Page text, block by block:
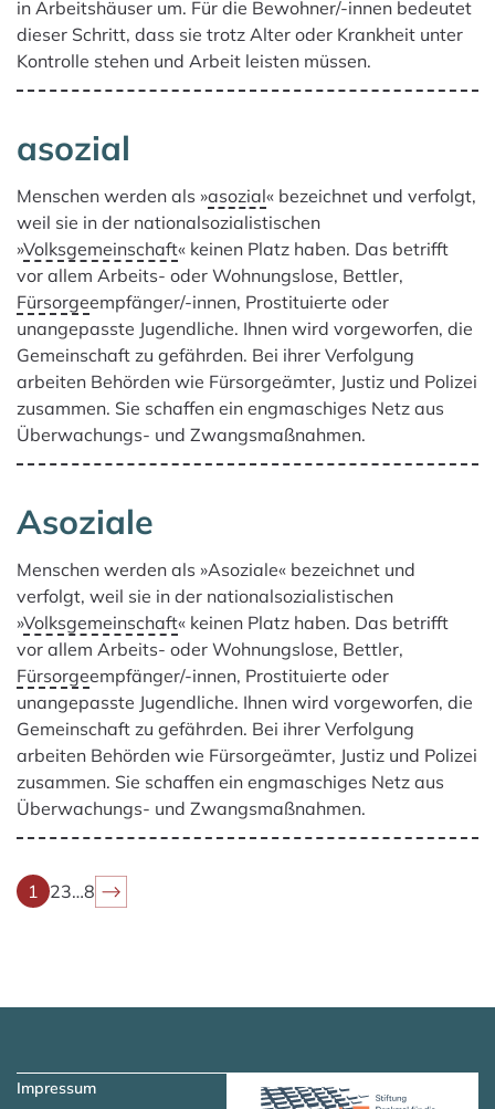
in Arbeitshäuser um. Für die Bewohner/-innen bedeutet
dieser Schritt, dass sie trotz Alter oder Krankheit unter
Kontrolle stehen und Arbeit leisten müssen.
asozial
Menschen werden als »asozial« bezeichnet und verfolgt,
weil sie in der nationalsozialistischen
»Volksgemeinschaft« keinen Platz haben. Das betrifft
vor allem Arbeits- oder Wohnungslose, Bettler,
Fürsorgeempfänger/-innen, Prostituierte oder
unangepasste Jugendliche. Ihnen wird vorgeworfen, die
Gemeinschaft zu gefährden. Bei ihrer Verfolgung
arbeiten Behörden wie Fürsorgeämter, Justiz und Polizei
zusammen. Sie schaffen ein engmaschiges Netz aus
Überwachungs- und Zwangsmaßnahmen.
Asoziale
Menschen werden als »A­soziale« bezeichnet und
verfolgt, weil sie in der nationalsozialistischen
»Volksgemeinschaft« keinen Platz haben. Das betrifft
vor allem Arbeits- oder Wohnungslose, Bettler,
Fürsorgeempfänger/-innen, Prostituierte oder
unangepasste Jugendliche. Ihnen wird vorgeworfen, die
Gemeinschaft zu gefährden. Bei ihrer Verfolgung
arbeiten Behörden wie Fürsorgeämter, Justiz und Polizei
zusammen. Sie schaffen ein engmaschiges Netz aus
Überwachungs- und Zwangsmaßnahmen.
1 23…8
Impressum